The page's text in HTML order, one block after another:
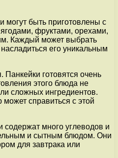
могут быть приготовлены с
фруктами, орехами,
Каждый может выбрать
его уникальным
Панкейки готовятся очень
этого блюда не
сложных ингредиентов.
справиться с этой
содержат много углеводов и
и сытным блюдом. Они
для завтрака или